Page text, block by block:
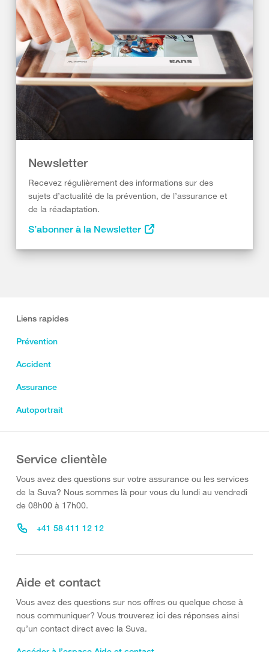
Newsletter
Recevez régulièrement des informations sur des
sujets d’actualité de la prévention, de l’assurance et
de la réadaptation.
S’abonner à la Newsletter
Liens rapides
Prévention
Accident
Assurance
Autoportrait
Service clientèle
Vous avez des questions sur votre assurance ou les services
de la Suva? Nous sommes là pour vous du lundi au vendredi
de 08h00 à 17h00.
+41 58 411 12 12
Aide et contact
Vous avez des questions sur nos offres ou quelque chose à
nous communiquer? Vous trouverez ici des réponses ainsi
qu’un contact direct avec la Suva.